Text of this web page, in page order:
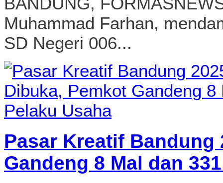
Muhammad Farhan,
SD Negeri 006...
Pasar Kreatif Bandung
Gandeng 8 Mal dan